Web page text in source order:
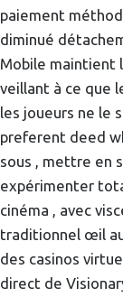
paiement
diminué
Mobile maintient
veillant à ce que
les joueurs ne le
preferent deed
sous , mettre en
expérimenter
cinéma , avec
traditionnel œil
des casinos
direct de